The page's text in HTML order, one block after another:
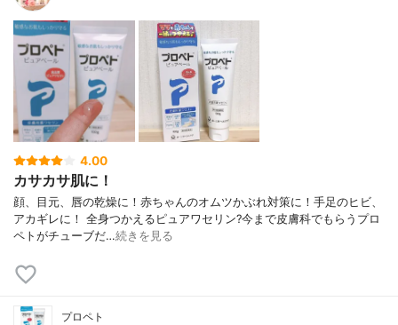
4.00
カサカサ肌に！
顔、目元、唇の乾燥に！ 赤ちゃんのオムツかぶれ対策に！ 手足のヒビ、
アカギレに！ 全身つかえるピュアワセリン? 今まで皮膚科でもらうプロ
ペトが チューブだ…続きを見る
プロペト